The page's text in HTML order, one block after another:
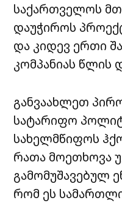
საქართველოს
დაუჭიროს
და კიდევ ერთი
კომპანიას წლის
განვაახლეთ
სატარიფო
სახელმწიფოს
რათა მოეთხოვა
გამომუშავებულ
რომ ეს